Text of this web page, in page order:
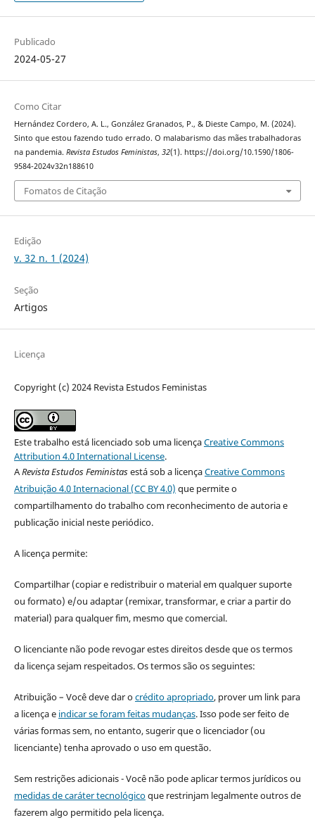
Publicado
2024-05-27
Como Citar
Hernández Cordero, A. L., González Granados, P., & Dieste Campo, M. (2024).
Sinto que estou fazendo tudo errado. O malabarismo das mães trabalhadoras
na pandemia. Revista Estudos Feministas, 32(1). https://doi.org/10.1590/1806-
9584-2024v32n188610
Fomatos de Citação
Edição
v. 32 n. 1 (2024)
Seção
Artigos
Licença
Copyright (c) 2024 Revista Estudos Feministas
Este trabalho está licenciado sob uma licençaCreative Commons
Attribution 4.0 International License.
ARevista Estudos Feministasestá sob a licençaCreative Commons
Atribuição 4.0 Internacional (CC BY 4.0) que permite o
compartilhamento do trabalho com reconhecimento de autoria e
publicação inicial neste periódico.
A licença permite:
Compartilhar (copiar e redistribuir o material em qualquer suporte
ou formato) e/ou adaptar (remixar, transformar, e criar a partir do
material) para qualquer fim, mesmo que comercial.
O licenciante não pode revogar estes direitos desde que os termos
da licença sejam respeitados. Os termos são os seguintes:
Atribuição – Você deve dar ocrédito apropriado, prover um link para
a licença e indicar se foram feitas mudanças. Isso pode ser feito de
várias formas sem, no entanto, sugerir que o licenciador (ou
licenciante) tenha aprovado o uso em questão.
Sem restrições adicionais - Você não pode aplicar termos jurídicos ou
medidas de caráter tecnológicoque restrinjam legalmente outros de
fazerem algo permitido pela licença.